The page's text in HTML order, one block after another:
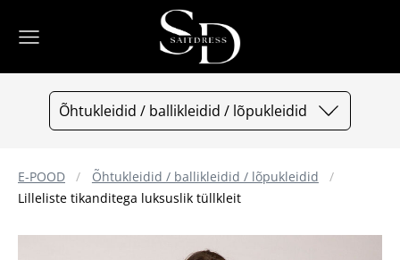
Õhtukleidid / ballikleidid / lõpukleidid
E-POOD
Õhtukleidid / ballikleidid / lõpukleidid
Lilleliste tikanditega luksuslik tüllkleit